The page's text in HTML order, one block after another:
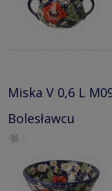
Miska V 0,6 L
Bolesławcu